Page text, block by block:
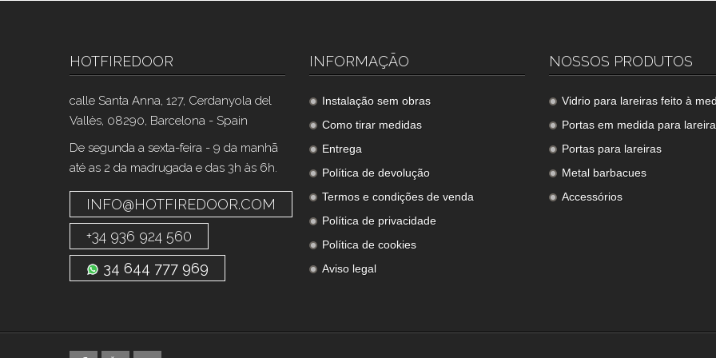
HOTFIREDOOR
calle Santa Anna, 127, Cerdanyola del
Vallès, 08290, Barcelona - Spain
De segunda a sexta-feira - 9 da manhã
até as 2 da madrugada e das 3h às 6h.
INFO@HOTFIREDOOR.COM
+34 936 924 560
34 644 777 969
INFORMAÇÃO
Instalação sem obras
Como tirar medidas
Entrega
Política de devolução
Termos e condições de venda
Política de privacidade
Política de cookies
Aviso legal
NOSSOS PRODUTOS
Vidrio para lareiras feito à
Portas em medida para
Portas para lareiras
Metal barbacues
Accessórios